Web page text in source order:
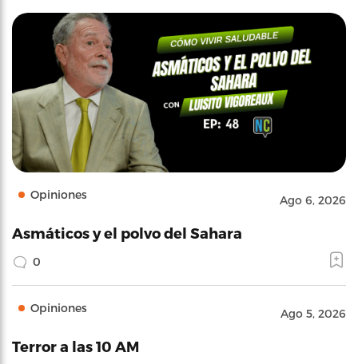
Opiniones Ago 6, 2026
Asmáticos y el polvo del Sahara
0
Opiniones Ago 5, 2026
Terror a las 10 AM